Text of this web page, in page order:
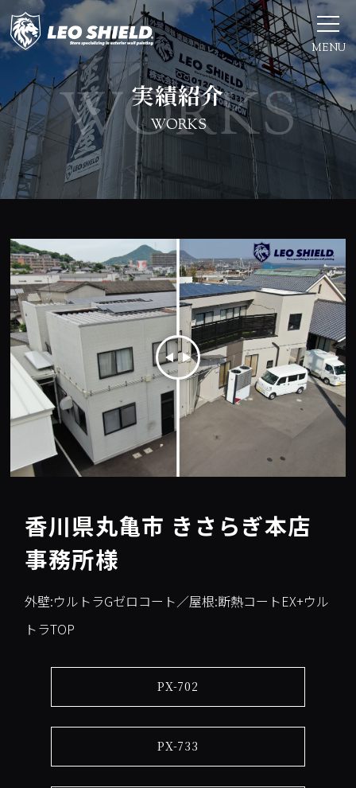
MENU
実績紹介
WORKS
香川県丸亀市 きさらぎ本店
事務所様
外壁:ウルトラGゼロコート／屋根:断熱コートEX+ウル
トラTOP
PX-702
PX-733